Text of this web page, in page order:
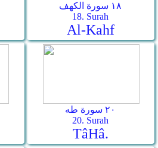
١٨ سورة الكهف
18. Surah
Al-Kahf
٢٠ سورة طه
20. Surah
Tâ­Hâ.